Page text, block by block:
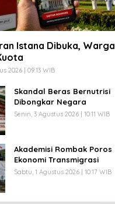
Istana Dibuka, Warga
2026 | 09:13 WIB
Skandal Beras Bernutrisi
Dibongkar Negara
Senin, 3 Agustus 2026 | 10:11 WIB
Akademisi Rombak Poros
Ekonomi Transmigrasi
Sabtu, 1 Agustus 2026 | 10:17 WIB